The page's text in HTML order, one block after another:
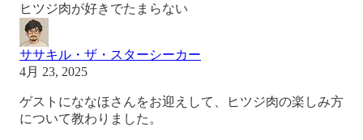
ヒツジ肉が好きでたまらない
ササキル・ザ・スターシーカー
4月 23, 2025
ゲストにななほさんをお迎えして、ヒツジ肉の楽しみ方
について教わりました。